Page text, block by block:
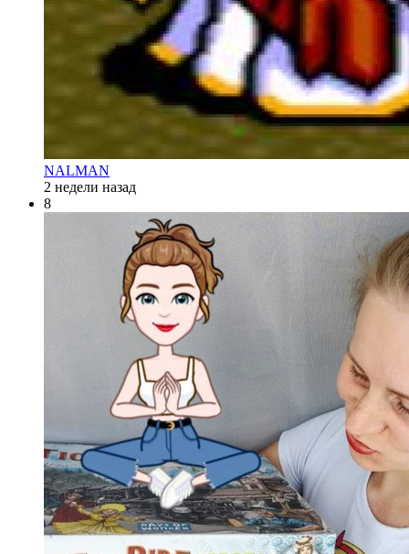
NALMAN
2 недели назад
8